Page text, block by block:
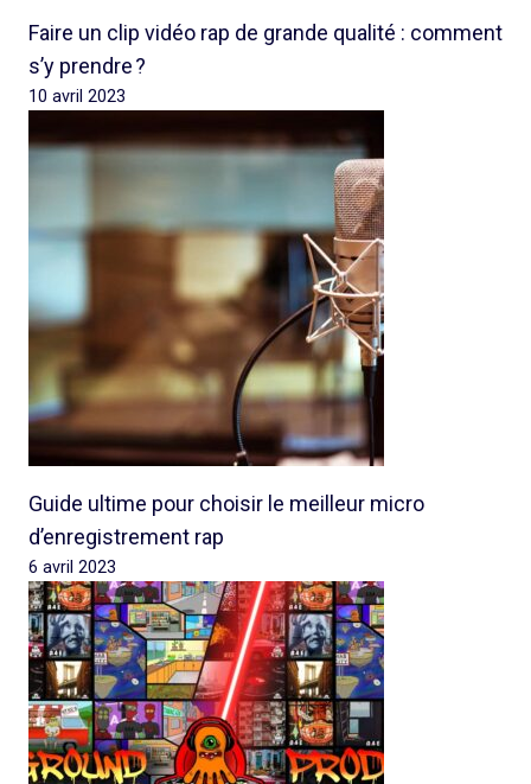
Faire un clip vidéo rap de grande qualité : comment
s’y prendre ?
10 avril 2023
Guide ultime pour choisir le meilleur micro
d’enregistrement rap
6 avril 2023